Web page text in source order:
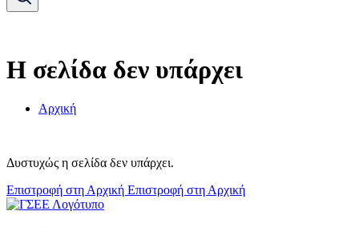
Η σελίδα δεν υπάρχει
Αρχική
Δυστυχώς η σελίδα δεν υπάρχει.
Επιστροφή στη Αρχική Επιστροφή στη Αρχική